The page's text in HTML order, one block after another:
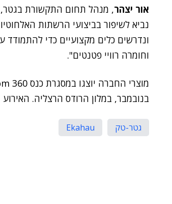
אור יצהר
נביא לשיפור בביצועי הרשתות
וחומרה רוויי פטנטים".
מוצרי החברה יוצגו במסגרת כנס Telecom 360, שמופק על ידי
בנובמבר, במלון הרודס הרצליה.
גטר-טק Ekahau